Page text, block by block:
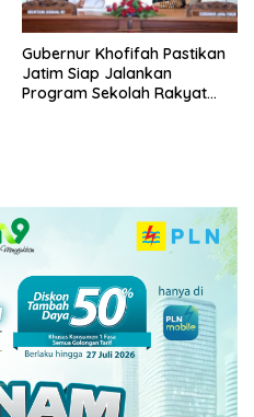
Gubernur Khofifah Pastikan
Jatim Siap Jalankan
Program Sekolah Rakyat